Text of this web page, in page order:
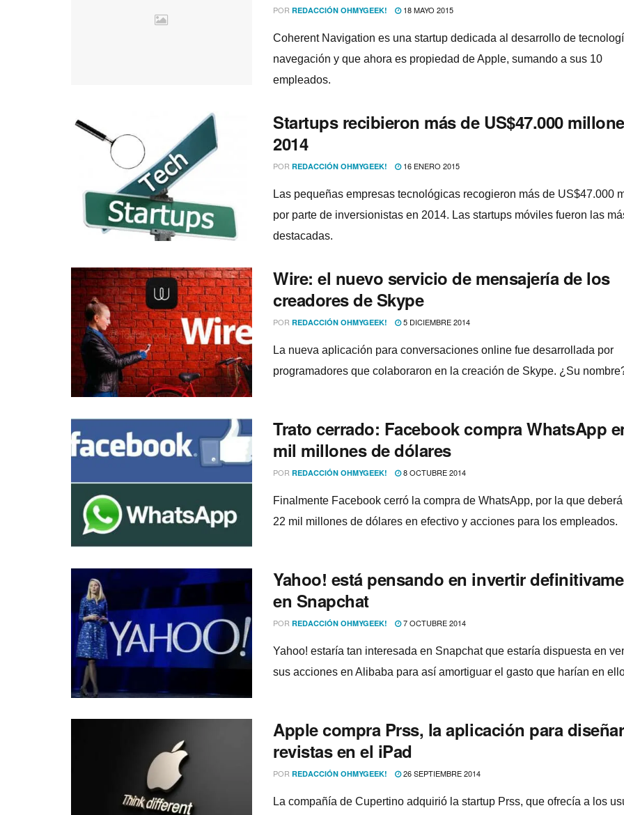
POR REDACCIÓN OHMYGEEK! 18 MAYO 2015
Coherent Navigation es una startup dedicada al desarrollo de
navegación y que ahora es propiedad de Apple, sumando a sus 10
empleados.
Startups recibieron más de US$47.000
2014
POR REDACCIÓN OHMYGEEK! 16 ENERO 2015
Las pequeñas empresas tecnológicas recogieron más de US$47.000
por parte de inversionistas en 2014. Las startups móviles fueron las
destacadas.
Wire: el nuevo servicio de mensajerí­a de los
creadores de Skype
POR REDACCIÓN OHMYGEEK! 5 DICIEMBRE 2014
La nueva aplicación para conversaciones online fue desarrollada por
programadores que colaboraron en la creación de Skype. ¿Su
Trato cerrado: Facebook compra WhatsApp
mil millones de dólares
POR REDACCIÓN OHMYGEEK! 8 OCTUBRE 2014
Finalmente Facebook cerró la compra de WhatsApp, por la que
22 mil millones de dólares en efectivo y acciones para los empleados.
Yahoo! está pensando en invertir
en Snapchat
POR REDACCIÓN OHMYGEEK! 7 OCTUBRE 2014
Yahoo! estarí­a tan interesada en Snapchat que estarí­a dispuesta en
sus acciones en Alibaba para así­ amortiguar el gasto que harí­an en
Apple compra Prss, la aplicación para diseñar
revistas en el iPad
POR REDACCIÓN OHMYGEEK! 26 SEPTIEMBRE 2014
La compañí­a de Cupertino adquirió la startup Prss, que ofrecí­a a los